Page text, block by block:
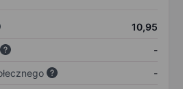
10,95
-
-